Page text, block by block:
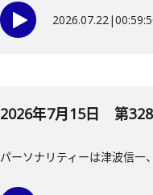
2026.07.22|
2026年7月15日 第
パーソナリティーは津波信一